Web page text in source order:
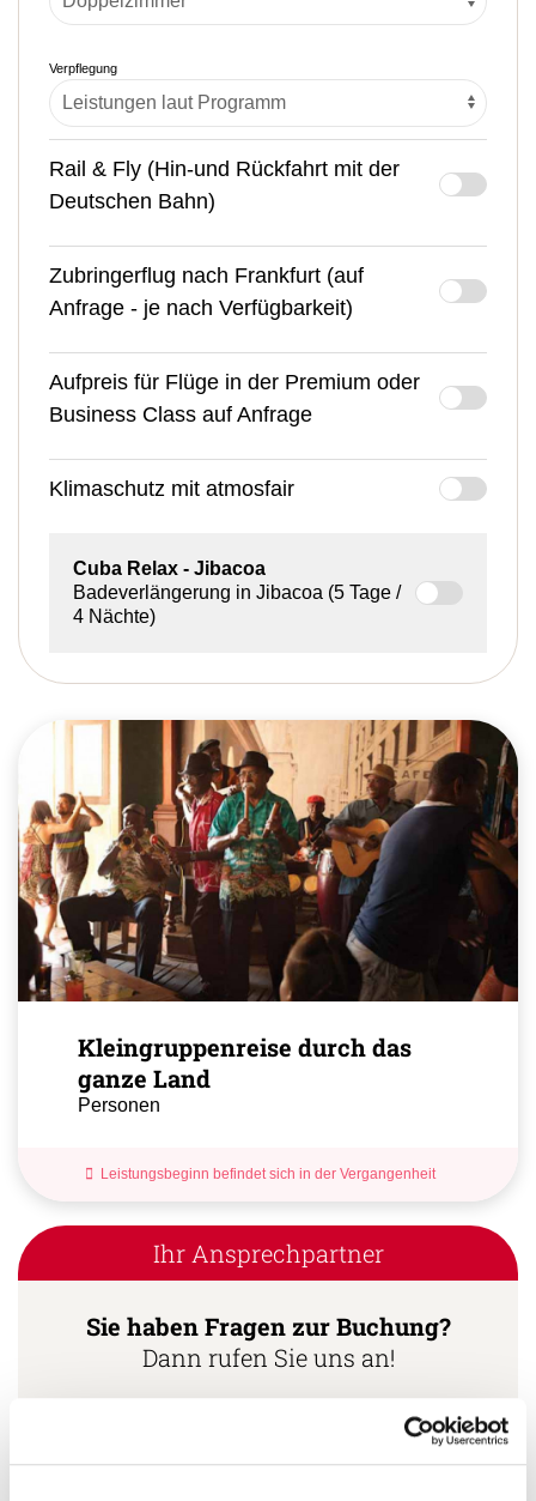
Verpflegung
Rail & Fly (Hin-und Rückfahrt mit der
Deutschen Bahn)
Zubringerflug nach Frankfurt (auf
Anfrage - je nach Verfügbarkeit)
Aufpreis für Flüge in der Premium oder
Business Class auf Anfrage
Klimaschutz mit atmosfair
Cuba Relax - Jibacoa
Badeverlängerung in Jibacoa (5 Tage /
4 Nächte)
Kleingruppenreise durch das
ganze Land
Personen
Leistungsbeginn befindet sich in der Vergangenheit
Ihr Ansprechpartner
Sie haben Fragen zur Buchung?
Dann rufen Sie uns an!
Lukas Hagner